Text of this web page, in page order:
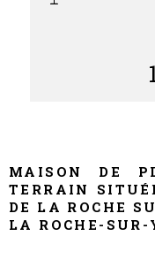
MAISON DE
TERRAIN
DE LA ROCHE
LA ROCHE-